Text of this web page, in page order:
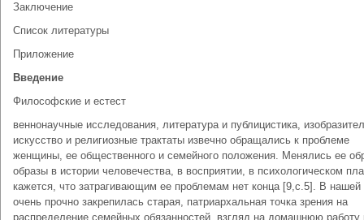
Заключение
Список литературы
Приложение
Введение
Философские и естест
веннонаучные исследования, литература и публицистика,
искусство и религиозные трактаты извечно обращались к проблеме
женщины, ее общественного и семейного положения. Менялись ее
образы в истории человечества, в восприятии, в психологическом
кажется, что затрагивающим ее проблемам нет конца [9,с.5]. В нашей
очень прочно закрепилась старая, патриархальная точка зрения на
распределение семейных обязанностей, взгляд на домашнюю работу